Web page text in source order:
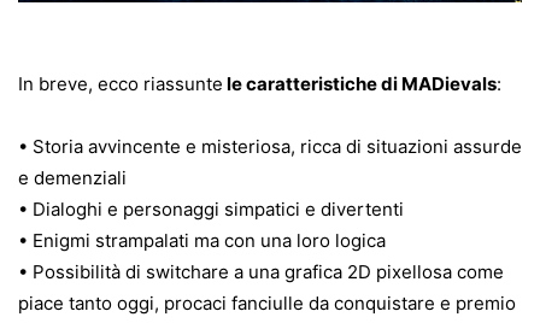
In breve, ecco riassunte le caratteristiche di MADievals:
• Storia avvincente e misteriosa, ricca di situazioni assurde
e demenziali
• Dialoghi e personaggi simpatici e divertenti
• Enigmi strampalati ma con una loro logica
• Possibilità di switchare a una grafica 2D pixellosa come
piace tanto oggi, procaci fanciulle da conquistare e premio